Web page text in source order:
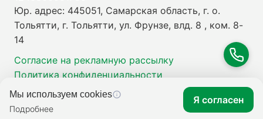
Юр. адрес: 445051, Самарская область, г. о.
Тольятти, г. Тольятти, ул. Фрунзе, влд. 8 , ком. 8-
14
Согласие на рекламную рассылку
Политика конфиденциальности
Мы используем cookies
Подробнее
Я согласен